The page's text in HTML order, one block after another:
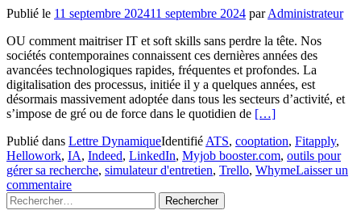
Publié le 11 septembre 202411 septembre 2024 parAdministrateur
OU comment maitriser IT et soft skills sans perdre la tête. Nos
sociétés contemporaines connaissent ces dernières années des
avancées technologiques rapides, fréquentes et profondes. La
digitalisation des processus, initiée il y a quelques années, est
désormais massivement adoptée dans tous les secteurs d’activité, et
s’impose de gré ou de force dans le quotidien de En
plus
surUtiliser
l’innovation
[…]
Publié dans Lettre DynamiqueIdentifié ATS, cooptation, Fitapply,
Hellowork, IA, Indeed, LinkedIn, Myjob booster.com, outils pour
gérer sa recherche, simulateur d'entretien, Trello, WhymeLaisser un
commentaire
Rechercher :